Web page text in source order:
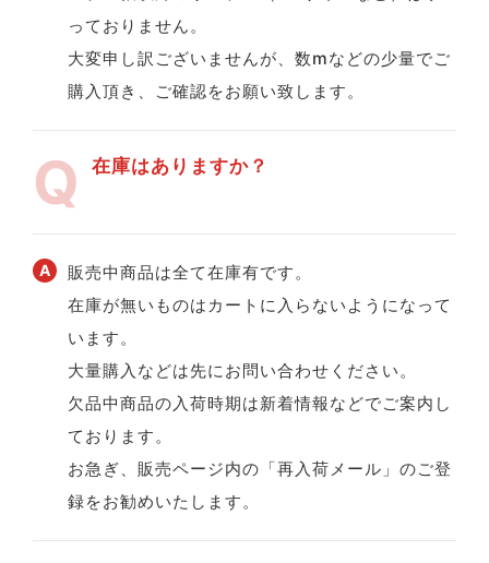
っておりません。
大変申し訳ございませんが、数mなどの少量でご
購入頂き、ご確認をお願い致します。
在庫はありますか？
販売中商品は全て在庫有です。
在庫が無いものはカートに入らないようになって
います。
大量購入などは先にお問い合わせください。
欠品中商品の入荷時期は新着情報などでご案内し
ております。
お急ぎ、販売ページ内の「再入荷メール」のご登
録をお勧めいたします。